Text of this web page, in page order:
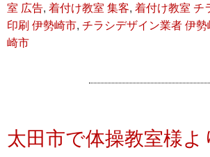
室 広告, 着付け教室 集客, 着付け教室 チ
印刷 伊勢崎市, チラシデザイン業者 伊勢
崎市
太田市で体操教室様よ